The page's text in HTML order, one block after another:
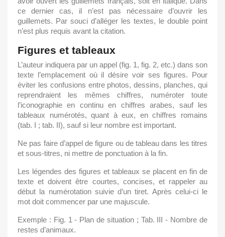
ce dernier cas, il n’est pas nécessaire d’ouvrir les
guillemets. Par souci d’alléger les textes, le double point
n’est plus requis avant la citation.
Figures et tableaux
L’auteur indiquera par un appel (fig. 1, fig. 2, etc.) dans son
texte l’emplacement où il désire voir ses figures. Pour
éviter les confusions entre photos, dessins, planches, qui
reprendraient les mêmes chiffres, numéroter toute
l’iconographie en continu en chiffres arabes, sauf les
tableaux numérotés, quant à eux, en chiffres romains
(tab. I ; tab. II), sauf si leur nombre est important.
Ne pas faire d’appel de figure ou de tableau dans les titres
et sous-titres, ni mettre de ponctuation à la fin.
Les légendes des figures et tableaux se placent en fin de
texte et doivent être courtes, concises, et rappeler au
début la numérotation suivie d’un tiret. Après celui-ci le
mot doit commencer par une majuscule.
Exemple : Fig. 1 - Plan de situation ; Tab. III - Nombre de
restes d’animaux.